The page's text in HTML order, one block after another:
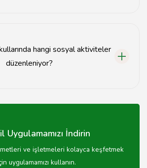
hangi sosyal aktiviteler
düzenleniyor?
sosyal aktiviteler
Uygulamamızı İndirin
ve işletmeleri kolayca keşfetmek
uygulamamızı kullanın.